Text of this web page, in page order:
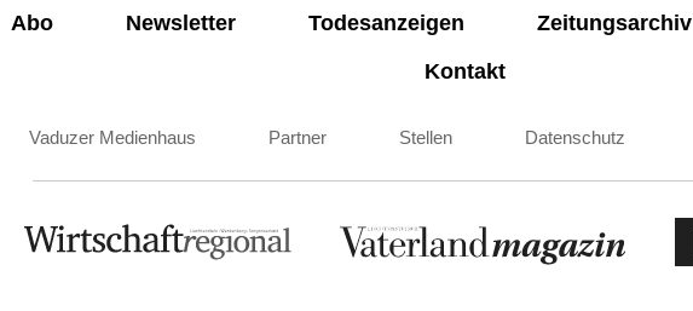
Abo Newsletter Todesanzeigen Zeitungsarchiv
Kontakt
Vaduzer Medienhaus Partner Stellen Datenschutz